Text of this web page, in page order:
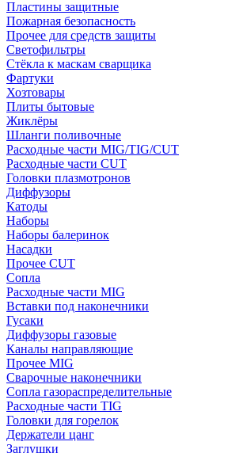
Пластины защитные
Пожарная безопасность
Прочее для средств защиты
Светофильтры
Стёкла к маскам сварщика
Фартуки
Хозтовары
Плиты бытовые
Жиклёры
Шланги поливочные
Расходные части MIG/TIG/CUT
Расходные части CUT
Головки плазмотронов
Диффузоры
Катоды
Наборы
Наборы балеринок
Насадки
Прочее CUT
Сопла
Расходные части MIG
Вставки под наконечники
Гусаки
Диффузоры газовые
Каналы направляющие
Прочее MIG
Сварочные наконечники
Сопла газораспределительные
Расходные части TIG
Головки для горелок
Держатели цанг
Заглушки